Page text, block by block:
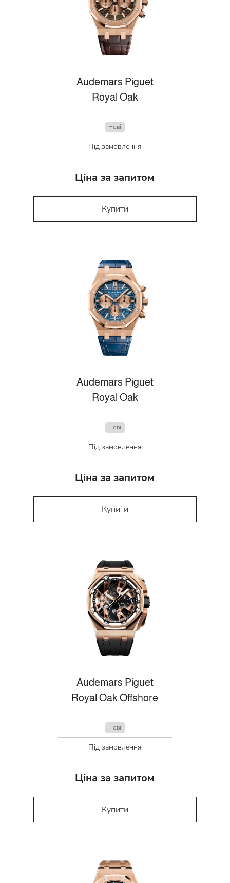
Audemars Piguet
Royal Oak
Нові
Під замовлення
Ціна за запитом
Купити
Audemars Piguet
Royal Oak
Нові
Під замовлення
Ціна за запитом
Купити
Audemars Piguet
Royal Oak Offshore
Нові
Під замовлення
Ціна за запитом
Купити